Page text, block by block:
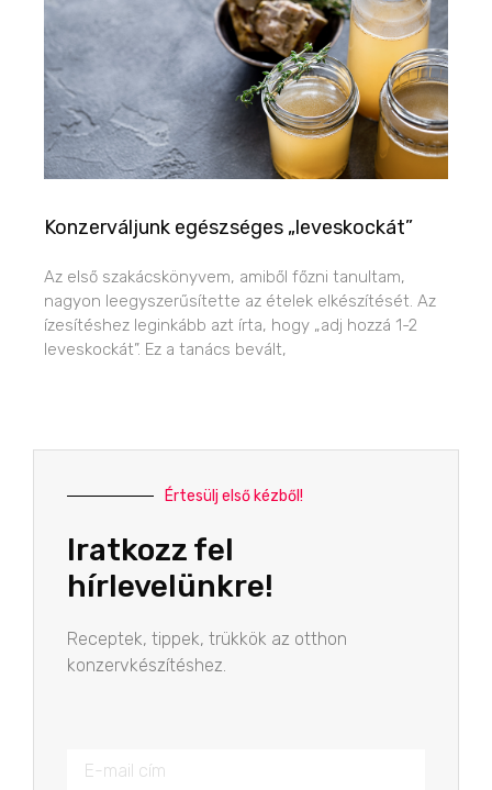
Konzerváljunk egészséges „leveskockát”
Az első szakácskönyvem, amiből főzni tanultam,
nagyon leegyszerűsítette az ételek elkészítését. Az
ízesítéshez leginkább azt írta, hogy „adj hozzá 1-2
leveskockát”. Ez a tanács bevált,
Értesülj első kézből!
Iratkozz fel
hírlevelünkre!
Receptek, tippek, trükkök az otthon
konzervkészítéshez.